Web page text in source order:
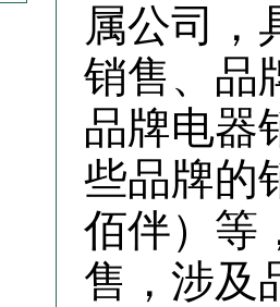
属公司，
销售、品
品牌电器
些品牌的
佰伴）等
售，涉及